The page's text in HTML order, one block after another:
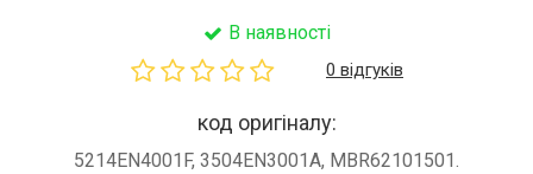
В наявності
0 відгуків
код оригіналу:
5214EN4001F, 3504EN3001A, MBR62101501.